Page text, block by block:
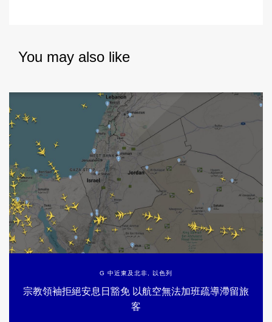
You may also like
G 中近東及北非 以色列
宗教領袖拒絕安息日豁免 以航空無法加班疏導滯留旅
客